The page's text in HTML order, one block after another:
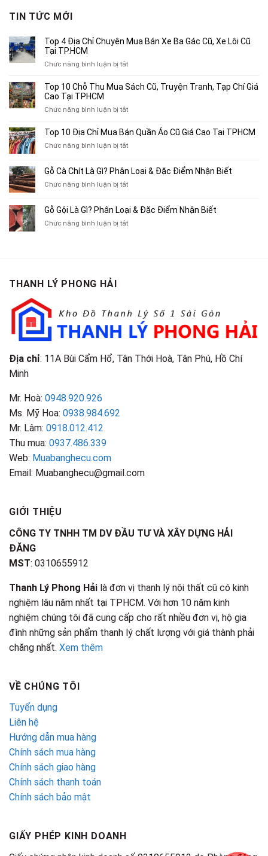
TIN TỨC MỚI
Top 4 Địa Chỉ Chuyên Mua Bán Xe Ba Gác Cũ, Xe Lôi Cũ
Tại TP.HCM
Chức năng bình luận bị tắtở
4
Chuyên
Bán
Xe
Cũ,
Xe
Cũ
TP.HCM
Top 10 Chỗ Thu Mua Sách Cũ, Truyện Tranh, Tạp Chí Giá
Cao Tại TPHCM
Chức năng bình luận bị tắtở
10
Thu
Sách
Tạp
Chí
Top 10 Địa Chỉ Mua Bán Quần Áo Cũ Giá Cao Tại TPHCM
Chức năng bình luận bị tắtở
Địa
Chỉ
Bán
Áo
Gỗ Cà Chít Là Gì? Phân Loại & Đặc Điểm Nhận Biết
Chức năng bình luận bị tắtở
Chít
Là
Gỗ Gội Là Gì? Phân Loại & Đặc Điểm Nhận Biết
Chức năng bình luận bị tắtở
Điểm
Nhận
Biết
THANH LÝ PHONG HẢI
Địa chỉ: 11A Bùi Cẩm Hổ, Tân Thới Hoà, Tân Phú, Hồ Chí
Minh
Mr. Hoà: 0948.920.926
Ms. Mỹ Hoa: 0938.984.692
Mr. Lâm: 0918.012.412
Thu mua: 0937.486.339
Web: Muabanghecu.com
Email: Muabanghecu@gmail.com
GIỚI THIỆU
CÔNG TY TNHH TM DV ĐẦU TƯ VÀ XÂY DỰNG HẢI
ĐĂNG
MST: 0310655912
Thanh Lý Phong Hải là đơn vị thanh lý nội thất cũ có kinh
nghiệm lâu năm nhất tại TPHCM. Với hơn 10 năm kinh
nghiệm chúng tôi đã cung cấp cho rất nhiều đơn vị, hộ gia
đình những sản phẩm thanh lý chất lượng với giá thành phải
chăng nhất. Xem thêm
VỀ CHÚNG TÔI
Tuyển dụng
Liên hệ
Hướng dẫn mua hàng
Chính sách mua hàng
Chính sách giao hàng
Chính sách thanh toán
Chính sách bảo mật
GIẤY PHÉP KINH DOANH